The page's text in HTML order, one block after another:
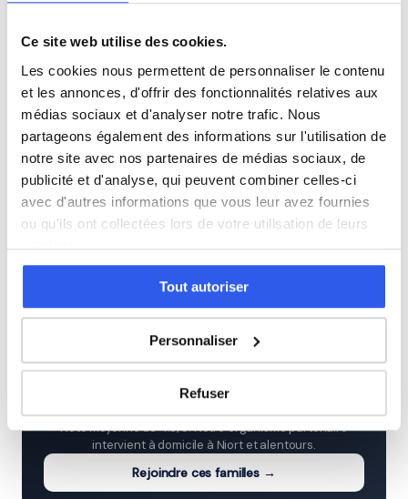
Ce site web utilise des cookies.
Les cookies nous permettent de personnaliser le contenu
et les annonces, d'offrir des fonctionnalités relatives aux
médias sociaux et d'analyser notre trafic. Nous
partageons également des informations sur l'utilisation de
notre site avec nos partenaires de médias sociaux, de
publicité et d'analyse, qui peuvent combiner celles-ci
avec d'autres informations que vous leur avez fournies
ou qu'ils ont collectées lors de votre utilisation de leurs
services.
Tout autoriser
Personnaliser
Refuser
Autre
Tous les niveaux en Droit à Niort
Terminale (Lycée)
Études supérieures (Supérieur & Adultes)
Adultes (Supérieur & Adultes)
⭐
Note moyenne de 4.8/5. Notre organisme partenaire
intervient à domicile à Niort et alentours.
Rejoindre ces familles →